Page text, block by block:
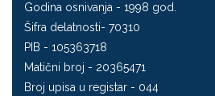
Godina osnivanja - 1998 god.
Šifra delatnosti- 70310
PIB - 105363718
Matični broj - 20365471
Broj upisa u registar - 044